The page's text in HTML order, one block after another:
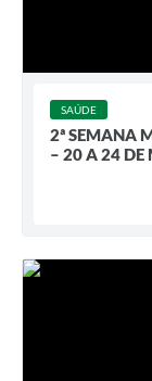
SAÚDE
2ª SEMANA
– 20 A 24 DE